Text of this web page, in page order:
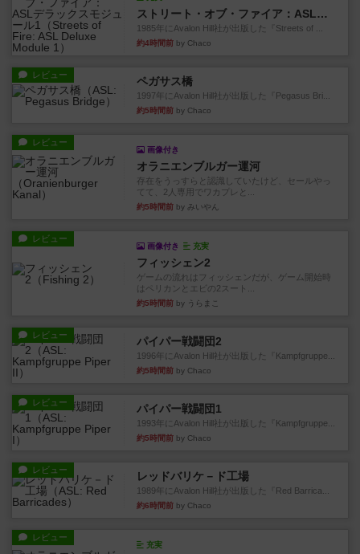
ストリート・オブ・ファイア：ASLデラックスモジュール1
1985年にAvalon Hill社が出版した『Streets of ...
約4時間前 by Chaco
レビュー ペガサス橋
1997年にAvalon Hill社が出版した『Pegasus Bri...
約5時間前 by Chaco
レビュー
画像付き
オラニエンブルガー運河
存在をうっすらと認識していたけど、セールやっ
てて、2人専用でワカプレと...
約5時間前 by みいやん
レビュー
画像付き 充実
フィッシェン2
ゲームの流れはフィッシェンだが、ゲーム開始時
はペリカンとエビの2スート...
約5時間前 by うらまこ
レビュー パイパー戦闘団2
1996年にAvalon Hill社が出版した『Kampfgruppe...
約5時間前 by Chaco
レビュー パイパー戦闘団1
1993年にAvalon Hill社が出版した『Kampfgruppe...
約5時間前 by Chaco
レビュー レッドバリケ－ド工場
1989年にAvalon Hill社が出版した『Red Barrica...
約6時間前 by Chaco
レビュー
充実